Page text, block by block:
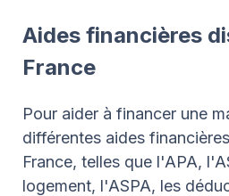
Aides financières
France
Pour aider à financer une
différentes aides
France, telles que l'APA,
logement, l'ASPA, les